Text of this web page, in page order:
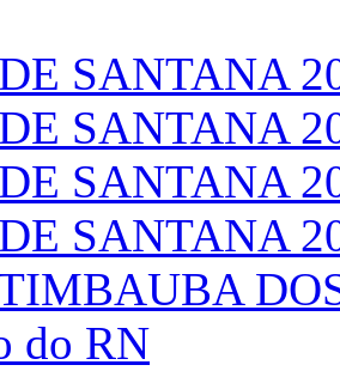
SANTANA
SANTANA
SANTANA
SANTANA
do RN